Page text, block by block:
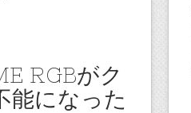
RGBがク
能になった